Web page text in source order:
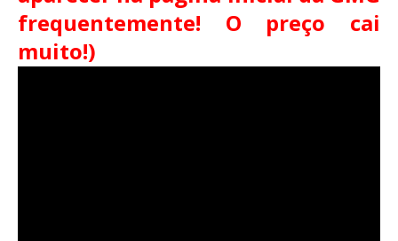
frequentemente! O preço cai
muito!)